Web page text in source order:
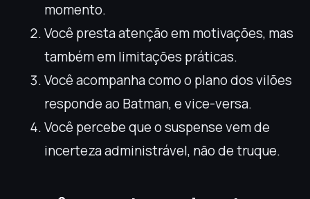
momento.
Você presta atenção em motivações, mas
também em limitações práticas.
Você acompanha como o plano dos vilões
responde ao Batman, e vice-versa.
Você percebe que o suspense vem de
incerteza administrável, não de truque.